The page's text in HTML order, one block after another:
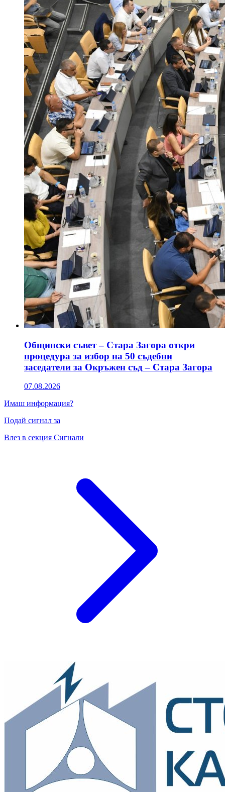
Общински съвет – Стара Загора откри
процедура за избор на 50 съдебни
заседатели за Окръжен съд – Стара Загора
07.08.2026
Имаш информация?
Подай сигнал за
Влез в секция Сигнали